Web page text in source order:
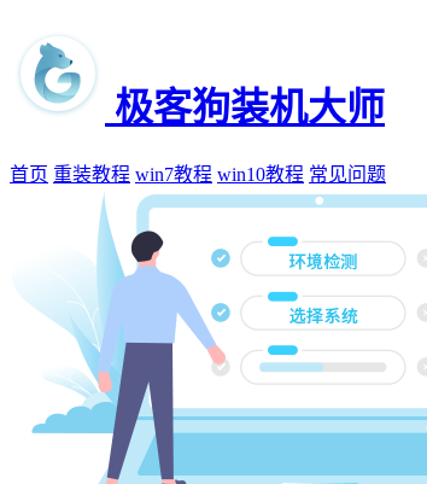
极客狗装机大师
首页 重装教程 win7教程 win10教程 常见问题